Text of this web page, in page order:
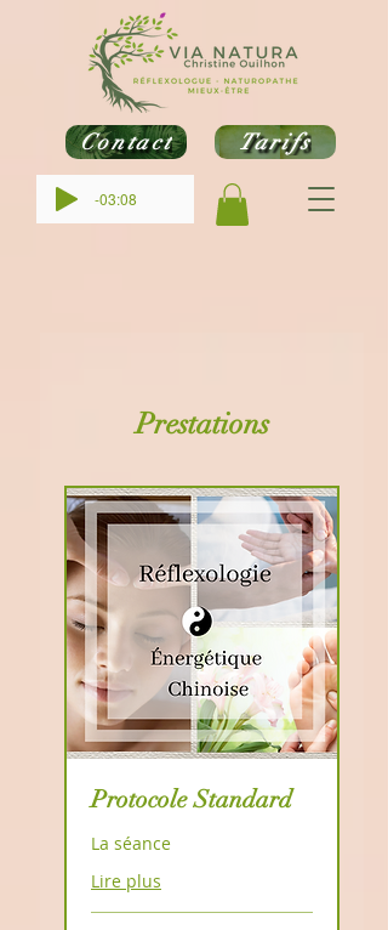
Contact Tarifs
-03:08
Prestations
Protocole Standard
La séance
Lire plus